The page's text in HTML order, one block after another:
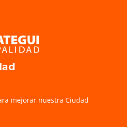
mejorar nuestra Ciudad